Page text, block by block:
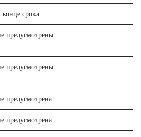
конце срока
предусмотрены
предусмотрены
предусмотрена
предусмотрена